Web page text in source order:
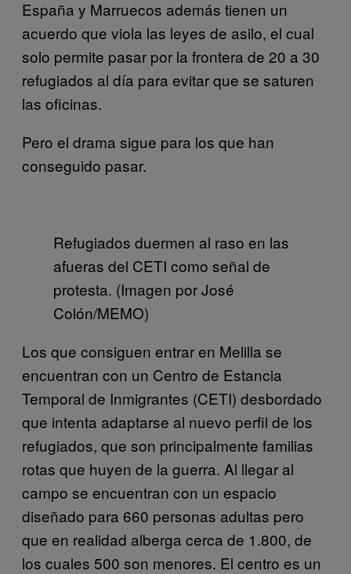
España y Marruecos además tienen un
acuerdo que viola las leyes de asilo, el cual
solo permite pasar por la frontera de 20 a 30
refugiados al día para evitar que se saturen
las oficinas.
Pero el drama sigue para los que han
conseguido pasar.
Refugiados duermen al raso en las
afueras del CETI como señal de
protesta. (Imagen por José
Colón/MEMO)
Los que consiguen entrar en Melilla se
encuentran con un Centro de Estancia
Temporal de Inmigrantes (CETI) desbordado
que intenta adaptarse al nuevo perfil de los
refugiados, que son principalmente familias
rotas que huyen de la guerra. Al llegar al
campo se encuentran con un espacio
diseñado para 660 personas adultas pero
que en realidad alberga cerca de 1.800, de
los cuales 500 son menores. El centro es un